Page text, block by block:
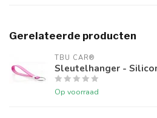
Gerelateerde producten
TBU CAR®
Sleutelhanger -
Op voorraad